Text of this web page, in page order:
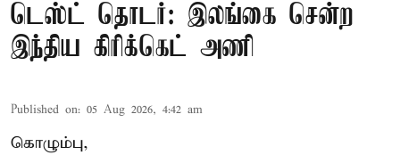
டெஸ்ட் தொடர்: இலங்கை சென்ற
இந்திய கிரிக்கெட் அணி
Published on: 05 Aug 2026, 4:42 am
கொழும்பு,